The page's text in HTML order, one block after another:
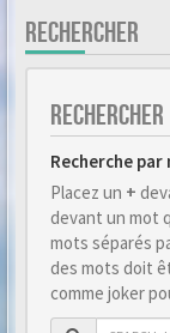
RECHERCHER
RECHERCHER
Recherche
Placez un +
devant un mot
mots séparés
des mots doit
comme joker